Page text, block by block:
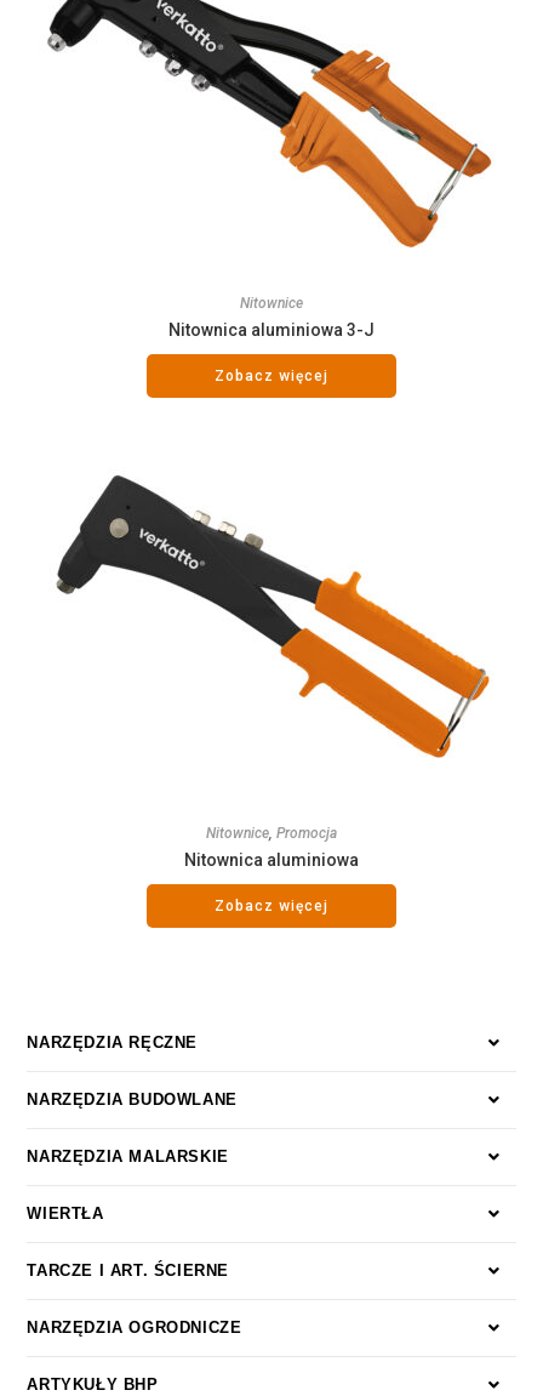
Nitownice
Nitownica aluminiowa 3-J
Zobacz więcej
Nitownice Promocja
Nitownica aluminiowa
Zobacz więcej
NARZĘDZIA RĘCZNE
NARZĘDZIA BUDOWLANE
NARZĘDZIA MALARSKIE
WIERTŁA
TARCZE I ART. ŚCIERNE
NARZĘDZIA OGRODNICZE
ARTYKUŁY BHP